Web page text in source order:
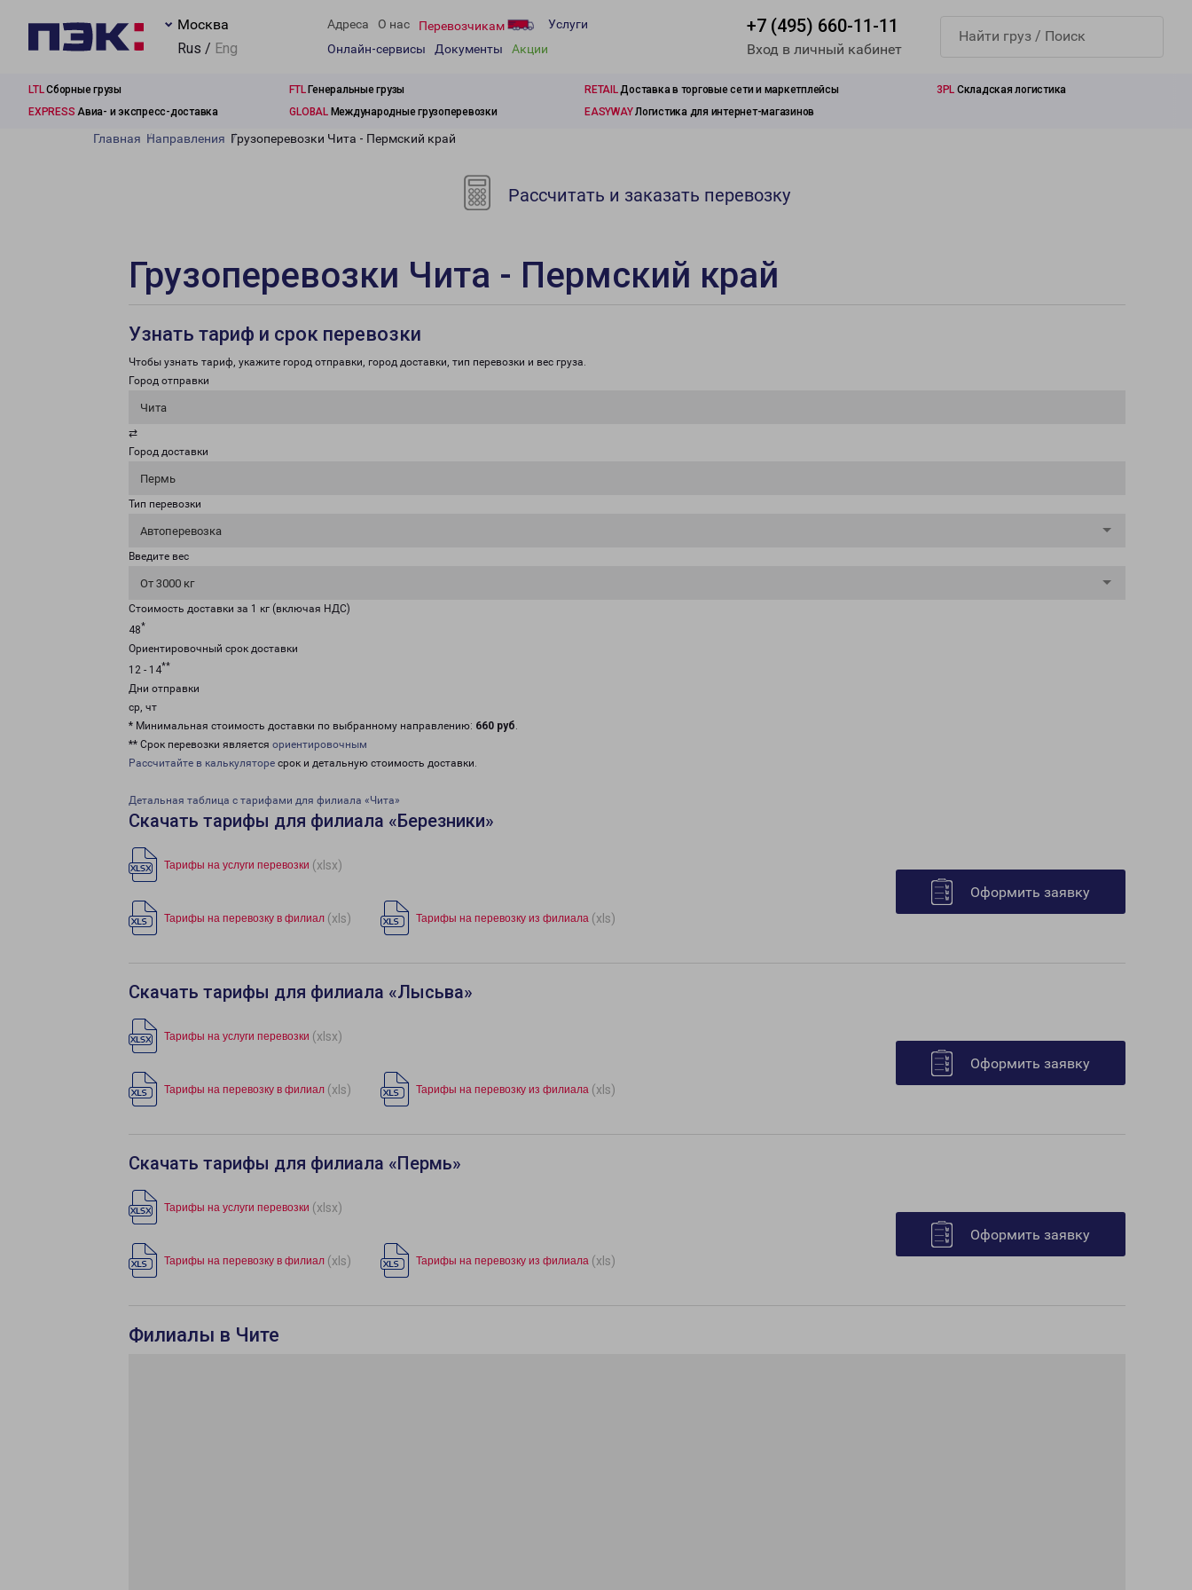
Москва
Rus / Eng
Адреса О нас Перевозчикам
Услуги
Онлайн-сервисы
Документы Акции
+7 (495) 660-11-11
Вход в личный кабинет
LTLСборные грузы FTLГенеральные грузы RETAILДоставка в торговые сети и маркетплейсы 3PL Складская логистика
EXPRESS Авиа- и экспресс-доставка GLOBALМеждународные грузоперевозки EASYWAYЛогистика для интернет-магазинов
Главная Направления Грузоперевозки Чита - Пермский край
Рассчитать и заказать перевозку
Грузоперевозки Чита - Пермский край
Узнать тариф и срок перевозки
Чтобы узнать тариф, укажите город отправки, город доставки, тип перевозки и вес груза.
Город отправки
Чита
⇄
Город доставки
Пермь
Тип перевозки
Автоперевозка
Введите вес
От 3000 кг
Стоимость доставки за 1 кг (включая НДС)
48*
Ориентировочный срок доставки
12 - 14**
Дни отправки
ср, чт
* Минимальная стоимость доставки по выбранному направлению: 660 руб.
** Срок перевозки является ориентировочным
Рассчитайте в калькуляторе срок и детальную стоимость доставки.
Детальная таблица с тарифами для филиала «Чита»
Скачать тарифы для филиала «Березники»
Тарифы на услуги перевозки (xlsx)
Тарифы на перевозку в филиал (xls) Тарифы на перевозку из филиала (xls)
Оформить заявку
Скачать тарифы для филиала «Лысьва»
Тарифы на услуги перевозки (xlsx)
Тарифы на перевозку в филиал (xls) Тарифы на перевозку из филиала (xls)
Оформить заявку
Скачать тарифы для филиала «Пермь»
Тарифы на услуги перевозки (xlsx)
Тарифы на перевозку в филиал (xls) Тарифы на перевозку из филиала (xls)
Оформить заявку
Филиалы в Чите